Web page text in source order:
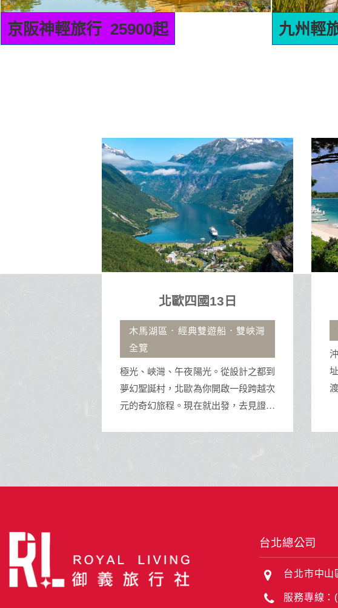
九州輕旅行 22900起 名古屋
沖繩自由行4日
古宇利大橋.那霸市區飯店.
沖繩擁有蔚藍透明海景與琉球王朝遺
址，是體驗水上活動與獨特南國文化的
渡假天堂。
台北總公司
台北市中山
服務專線